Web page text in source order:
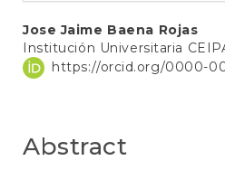
Main
Article
Jose Jaime Baena Rojas
Institución Universitaria
https://orcid.org/0000-
Abstract